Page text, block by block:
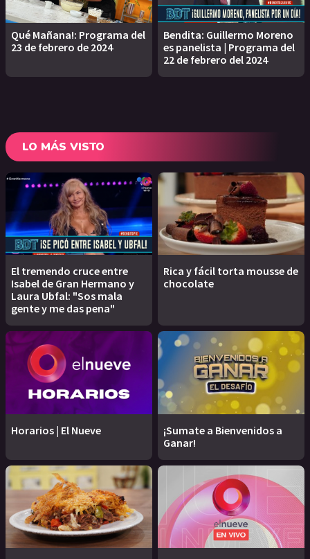
Qué Mañana!: Programa del
23 de febrero de 2024
Bendita: Guillermo Moreno
es panelista | Programa del
22 de febrero del 2024
LO MÁS VISTO
El tremendo cruce entre
Isabel de Gran Hermano y
Laura Ubfal: "Sos mala
gente y me das pena"
Rica y fácil torta mousse de
chocolate
Horarios | El Nueve
¡Sumate a Bienvenidos a
Ganar!